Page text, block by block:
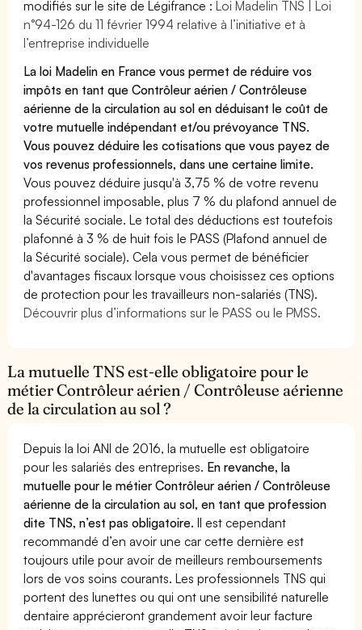
modifiés sur le site de Légifrance :Loi Madelin TNS | Loi
n°94-126 du 11 février 1994 relative à l’initiative et à
l’entreprise individuelle
La loi Madelin en France vous permet de réduire vos
impôts en tant que Contrôleur aérien / Contrôleuse
aérienne de la circulation au sol en déduisant le coût de
votre mutuelle indépendant et/ou prévoyance TNS.
Vous pouvez déduire les cotisations que vous payez de
vos revenus professionnels, dans une certaine limite.
Vous pouvez déduire jusqu'à 3,75 % de votre revenu
professionnel imposable, plus 7 % du plafond annuel de
la Sécurité sociale. Le total des déductions est toutefois
plafonné à 3 % de huit fois le PASS (Plafond annuel de
la Sécurité sociale). Cela vous permet de bénéficier
d'avantages fiscaux lorsque vous choisissez ces options
de protection pour les travailleurs non-salariés (TNS).
Découvrir plus d’informations sur le PASS ou le PMSS.
La mutuelle TNS est-elle obligatoire pour le
métier Contrôleur aérien / Contrôleuse aérienne
de la circulation au sol ?
Depuis la loi ANI de 2016, la mutuelle est obligatoire
pour les salariés des entreprises. En revanche, la
mutuelle pour le métier Contrôleur aérien / Contrôleuse
aérienne de la circulation au sol, en tant que profession
dite TNS, n’est pas obligatoire.Il est cependant
recommandé d’en avoir une car cette dernière est
toujours utile pour avoir de meilleurs remboursements
lors de vos soins courants. Les professionnels TNS qui
portent des lunettes ou qui ont une sensibilité naturelle
dentaire apprécieront grandement avoir leur facture